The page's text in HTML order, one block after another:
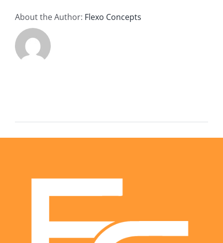
About the Author: Flexo Concepts